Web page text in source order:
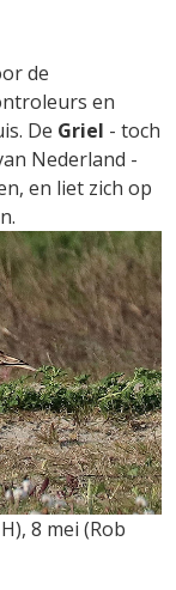
de
en
De Griel - toch
Nederland -
en liet zich op
8 mei (Rob